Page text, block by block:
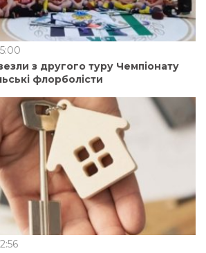
з другого туру Чемпіонату
флорболісти